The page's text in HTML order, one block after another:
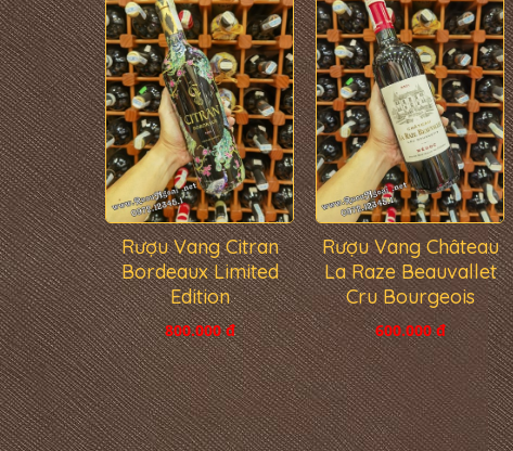
Rượu Vang Citran
Bordeaux Limited
Edition
800.000 đ
Rượu Vang Château
La Raze Beauvallet
Cru Bourgeois
600.000 đ